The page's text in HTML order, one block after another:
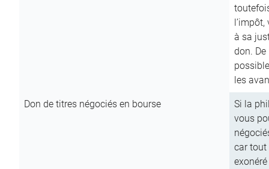
à sa
don.
les
Don de titres négociés en bourse
Si la
vous
car tout